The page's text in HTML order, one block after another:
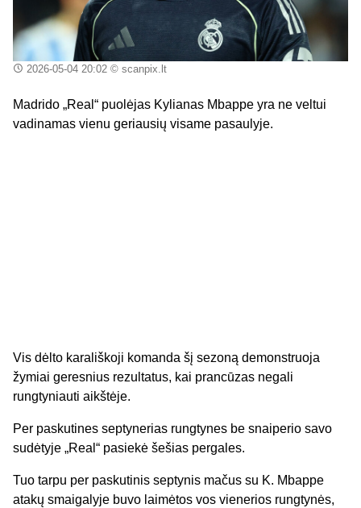
2026-05-04 20:02© scanpix.lt
Madrido „Real“ puolėjas Kylianas Mbappe yra ne veltui
vadinamas vienu geriausių visame pasaulyje.
Vis dėlto karališkoji komanda šį sezoną demonstruoja
žymiai geresnius rezultatus, kai prancūzas negali
rungtyniauti aikštėje.
Per paskutines septynerias rungtynes be snaiperio savo
sudėtyje „Real“ pasiekė šešias pergales.
Tuo tarpu per paskutinis septynis mačus su K. Mbappe
atakų smaigalyje buvo laimėtos vos vienerios rungtynės,